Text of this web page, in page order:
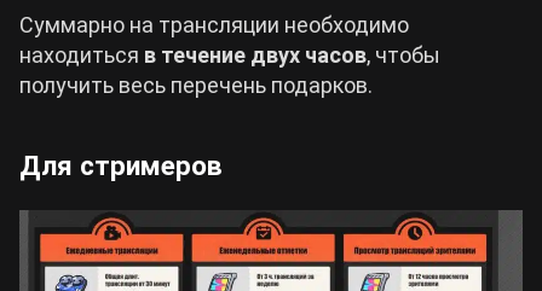
Суммарно на трансляции необходимо
находиться в течение двух часов, чтобы
получить весь перечень подарков.
Для стримеров